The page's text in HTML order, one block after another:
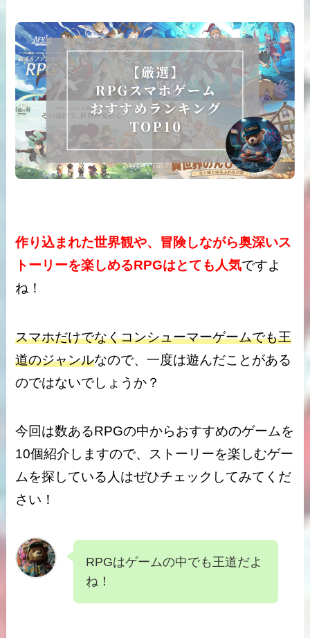
作り込まれた世界観や、冒険しながら奥深いス
トーリーを楽しめるRPGはとても人気ですよ
ね！
スマホだけでなくコンシューマーゲームでも王
道のジャンルなので、一度は遊んだことがある
のではないでしょうか？
今回は数あるRPGの中からおすすめのゲームを
10個紹介しますので、ストーリーを楽しむゲー
ムを探している人はぜひチェックしてみてくだ
さい！
RPGはゲームの中でも王道だよ
ね！